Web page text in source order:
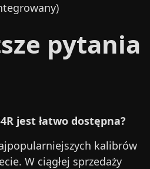
pytania
jest łatwo dostępna?
kalibrów
W ciągłej sprzedaży